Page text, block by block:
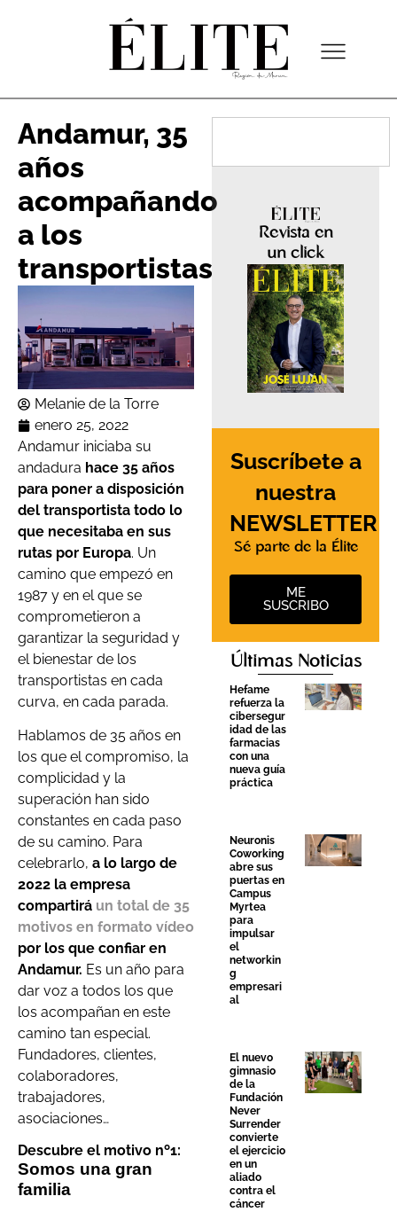
Andamur, 35
años
acompañando
a los
transportistas
Melanie de la Torre
enero 25, 2022
Andamur iniciaba su
andadura hace 35 años
para poner a disposición
del transportista todo lo
que necesitaba en sus
rutas por Europa. Un
camino que empezó en
1987 y en el que se
comprometieron a
garantizar la seguridad y
el bienestar de los
transportistas en cada
curva, en cada parada.
Hablamos de 35 años en
los que el compromiso, la
complicidad y la
superación han sido
constantes en cada paso
de su camino. Para
celebrarlo, a lo largo de
2022 la empresa
compartirá un total de 35
motivos en formato vídeo
por los que confiar en
Andamur. Es un año para
dar voz a todos los que
los acompañan en este
camino tan especial.
Fundadores, clientes,
colaboradores,
trabajadores,
asociaciones…
Descubre el motivo nº1:
Somos una gran
familia
Revista en
un click
Suscríbete a
nuestra
NEWSLETTER
Sé parte de la Élite
ME
SUSCRIBO
Últimas Noticias
Hefame
refuerza la
cibersegur
idad de las
farmacias
con una
nueva guía
práctica
Neuronis
Coworking
abre sus
puertas en
Campus
Myrtea
para
impulsar
el
networkin
g
empresari
al
El nuevo
gimnasio
de la
Fundación
Never
Surrender
convierte
el ejercicio
en un
aliado
contra el
cáncer